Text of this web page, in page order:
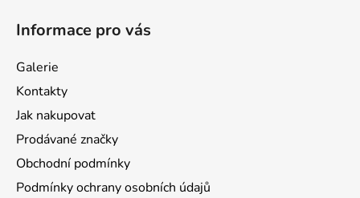
Informace pro vás
Galerie
Kontakty
Jak nakupovat
Prodávané značky
Obchodní podmínky
Podmínky ochrany osobních údajů